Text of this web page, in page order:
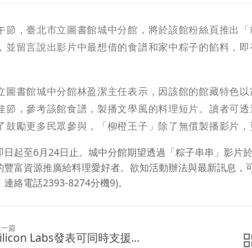
節，臺北市立圖書館城中分館，將於該館粉絲頁推出
並留言說出影片中最想借的食譜和家中粽子的餡料
圖書館城中分館林盈潔主任表示，因該館的館藏特
節，參考該館食譜，製播文學風的料理短片。讀者可
鼓勵更多民眾參與，「柳橙王子」除了無償製播影片
日起至6月24日止。城中分館期望透過「粽子串串」影片
豐富資源推廣給料理愛好者。欲知活動辦法與最新訊息
絡電話2393-8274分機9)。
一篇
Labs發表可同時支援...